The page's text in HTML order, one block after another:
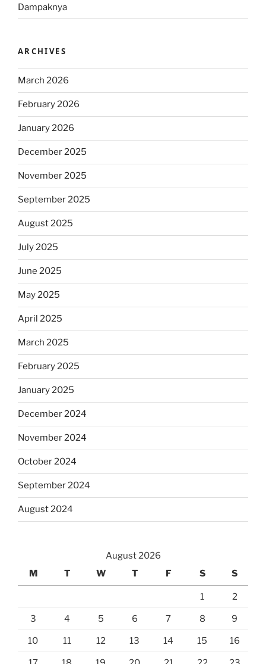
Dampaknya
ARCHIVES
March 2026
February 2026
January 2026
December 2025
November 2025
September 2025
August 2025
July 2025
June 2025
May 2025
April 2025
March 2025
February 2025
January 2025
December 2024
November 2024
October 2024
September 2024
August 2024
August 2026
M
T W T F S S
1 2
3 4 5 6 7 8 9
10 11 12 13 14 15 16